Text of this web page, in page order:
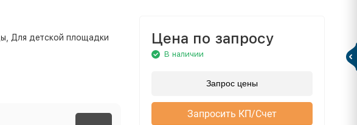
Для детской площадки
Цена по запросу
В наличии
Запрос цены
Запросить КП/Счет